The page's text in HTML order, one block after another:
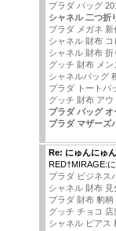
プラダ バッグ
シャネル 二つ折
プラダ メガネ 新
シャネル 財布
シャネル 財布 折
グッチ 財布 メ
シャネルバッグ
プラダ トートバ
グッチ 財布 ア
プラダ バッグ
プラダ マザーズ
Re: にゅんにゅ
RED†MIRAGE:
プラダ ビジネス
シャネル 財布 見
プラダ 財布 豹柄
グッチ チョコ 店
シャネル ピアス